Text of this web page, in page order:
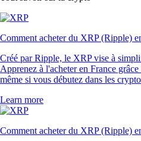
Comment acheter du XRP (Ripple)
Créé par Ripple, le XRP vise à
Apprenez à l'acheter en France
même si vous débutez dans les
Learn more
Comment acheter du XRP (Ripple)